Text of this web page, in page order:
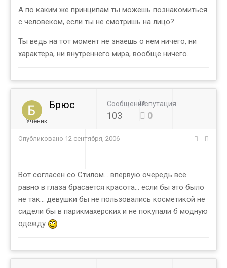
А по каким же принципам ты можешь познакомиться
с человеком, если ты не смотришь на лицо?
Ты ведь на тот момент не знаешь о нем ничего, ни
характера, ни внутреннего мира, вообще ничего.
Брюс
Ученик
Сообщений
103
Репутация
0
Опубликовано 12 сентября, 2006
Вот согласен со Стилом... впервую очередь всё
равно в глаза брасается красота... если бы это было
не так... девушки бы не пользовались косметикой не
сидели бы в парикмахерских и не покупали б модную
одежду